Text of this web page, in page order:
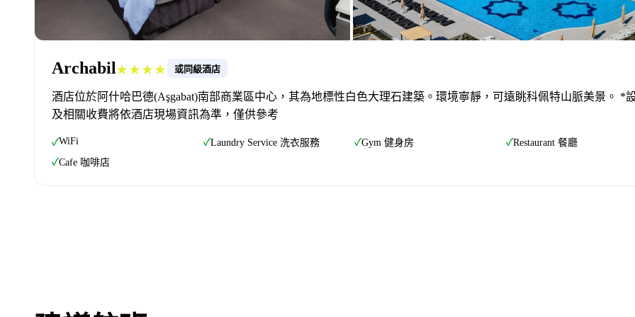
Archabil ★★★★ 或同級酒店
酒店位於阿什哈巴德(Aşgabat)南部商業區中心，其為地標性白色大理石建築。環境寧靜，可遠眺科佩特山脈美景。 *
及相關收費將依酒店現場資訊為準，僅供參考
✓WiFi ✓Laundry Service 洗衣服務 ✓Gym 健身房 ✓Restaurant 餐廳
✓Cafe 咖啡店